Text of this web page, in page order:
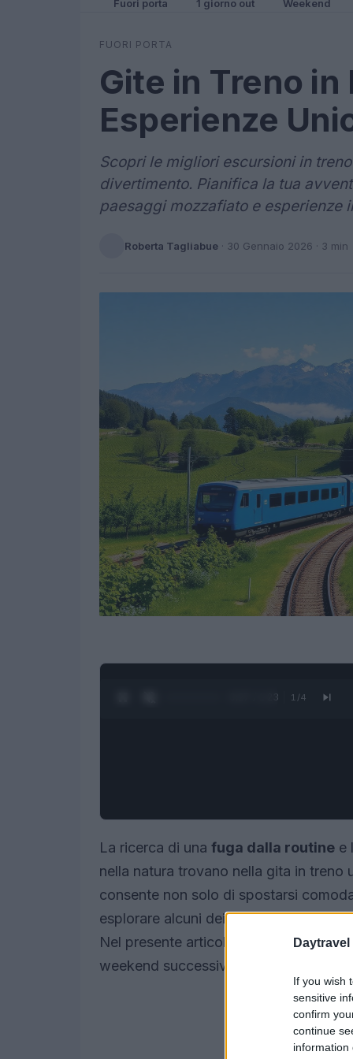
Daytravel
If you wish
sensitive
confirm
continue
information
Fuori porta 1 giorno out Weekend
FUORI PORTA
Gite in Treno
Esperienze
Scopri le migliori escursioni in
divertimento. Pianifica la tua
paesaggi mozzafiato e esperienze
Roberta Tagliabue · 30 Gennaio 2026 · 3 min
0:28 / 1:23 1 /4
La ricerca di una fuga dalla routine e
nella natura trovano nella gita in treno
consente non solo di spostarsi
esplorare alcuni dei luoghi più
Nel presente articolo, vengono
weekend successivo.